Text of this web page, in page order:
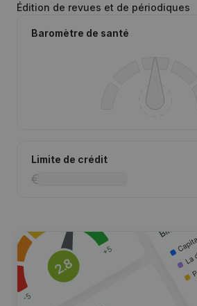
Édition de revues et de périodiques
Baromètre de santé
Limite de crédit